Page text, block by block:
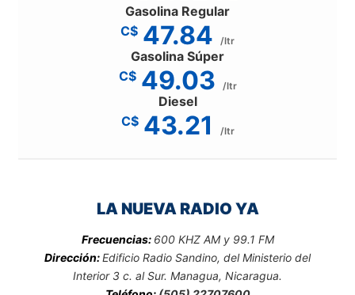
Gasolina Regular
C$ 47.84 /ltr
Gasolina Súper
C$ 49.03 /ltr
Diesel
C$ 43.21 /ltr
LA NUEVA RADIO YA
Frecuencias: 600 KHZ AM y 99.1 FM
Dirección:Edificio Radio Sandino, del Ministerio del
Interior 3 c. al Sur. Managua, Nicaragua.